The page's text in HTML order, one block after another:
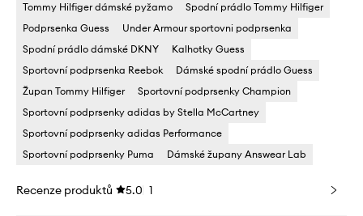
Tommy Hilfiger dámské pyžamo
Spodní prádlo Tommy Hilfiger
Podprsenka Guess
Under Armour sportovni podprsenka
Spodní prádlo dámské DKNY
Kalhotky Guess
Sportovní podprsenka Reebok
Dámské spodní prádlo Guess
Župan Tommy Hilfiger
Sportovní podprsenky Champion
Sportovní podprsenky adidas by Stella McCartney
Sportovní podprsenky adidas Performance
Sportovní podprsenky Puma
Dámské župany Answear Lab
Recenze produktů 5.0 1